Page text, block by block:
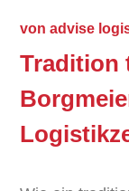
vonadvise
Tradition